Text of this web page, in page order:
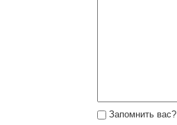
Запомнить вас?